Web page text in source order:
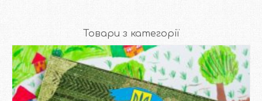
Товари з категорії